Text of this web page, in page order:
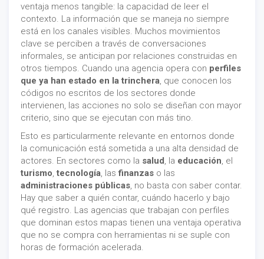
ventaja menos tangible: la capacidad de leer el
contexto. La información que se maneja no siempre
está en los canales visibles. Muchos movimientos
clave se perciben a través de conversaciones
informales, se anticipan por relaciones construidas en
otros tiempos. Cuando una agencia opera con perfiles
que ya han estado en la trinchera, que conocen los
códigos no escritos de los sectores donde
intervienen, las acciones no solo se diseñan con mayor
criterio, sino que se ejecutan con más tino.
Esto es particularmente relevante en entornos donde
la comunicación está sometida a una alta densidad de
actores. En sectores como la salud, la educación, el
turismo, tecnología, lasfinanzas o las
administraciones públicas, no basta con saber contar.
Hay que saber a quién contar, cuándo hacerlo y bajo
qué registro. Las agencias que trabajan con perfiles
que dominan estos mapas tienen una ventaja operativa
que no se compra con herramientas ni se suple con
horas de formación acelerada.